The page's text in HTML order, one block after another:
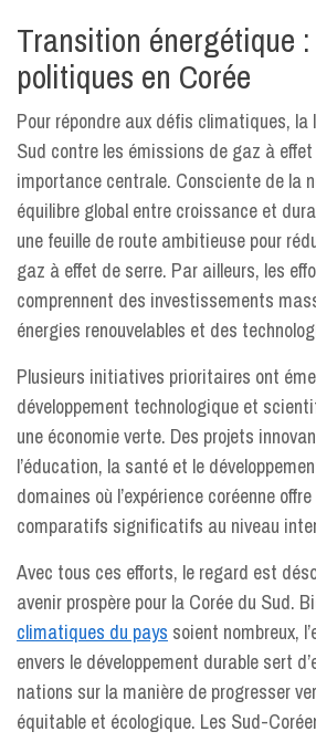
Transition énergétique
politiques en Corée
Pour répondre aux défis climatiques, la
Sud contre les émissions de gaz à
importance centrale. Consciente de la
équilibre global entre croissance et
une feuille de route ambitieuse pour
gaz à effet de serre. Par ailleurs, les
comprennent des investissements
énergies renouvelables et des
Plusieurs initiatives prioritaires ont
développement technologique et
une économie verte. Des projets
l’éducation, la santé et le
domaines où l’expérience coréenne
comparatifs significatifs au niveau
Avec tous ces efforts, le regard est
avenir prospère pour la Corée du Sud.
climatiques du pays soient nombreux,
envers le développement durable sert
nations sur la manière de progresser
équitable et écologique. Les Sud-